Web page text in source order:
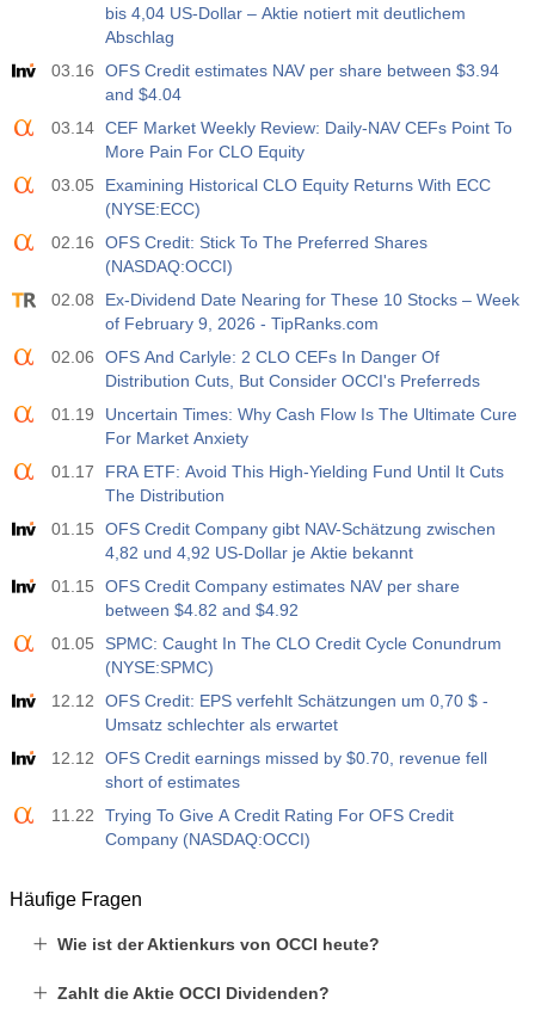
bis 4,04 US-Dollar – Aktie notiert mit deutlichem
Abschlag
03.16
OFS Credit estimates NAV per share between $3.94
and $4.04
03.14 CEF Market Weekly Review: Daily-NAV CEFs Point To
More Pain For CLO Equity
03.05
Examining Historical CLO Equity Returns With ECC
(NYSE:ECC)
02.16
OFS Credit: Stick To The Preferred Shares
(NASDAQ:OCCI)
02.08
Ex-Dividend Date Nearing for These 10 Stocks – Week
of February 9, 2026 - TipRanks.com
02.06
OFS And Carlyle: 2 CLO CEFs In Danger Of
Distribution Cuts, But Consider OCCI's Preferreds
01.19
Uncertain Times: Why Cash Flow Is The Ultimate Cure
For Market Anxiety
01.17
FRA ETF: Avoid This High-Yielding Fund Until It Cuts
The Distribution
01.15
OFS Credit Company gibt NAV-Schätzung zwischen
4,82 und 4,92 US-Dollar je Aktie bekannt
01.15
OFS Credit Company estimates NAV per share
between $4.82 and $4.92
01.05
SPMC: Caught In The CLO Credit Cycle Conundrum
(NYSE:SPMC)
12.12
OFS Credit: EPS verfehlt Schätzungen um 0,70 $ -
Umsatz schlechter als erwartet
12.12
OFS Credit earnings missed by $0.70, revenue fell
short of estimates
11.22
Trying To Give A Credit Rating For OFS Credit
Company (NASDAQ:OCCI)
Häufige Fragen
Wie ist der Aktienkurs von OCCI heute?
Zahlt die Aktie OCCI Dividenden?